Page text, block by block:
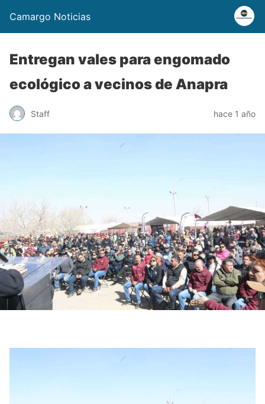
Camargo Noticias
Entregan vales para engomado
ecológico a vecinos de Anapra
Staff hace 1 año